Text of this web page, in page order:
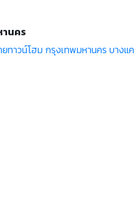
นคร
ยทาวน์โฮม กรุงเทพมหานคร บางแค